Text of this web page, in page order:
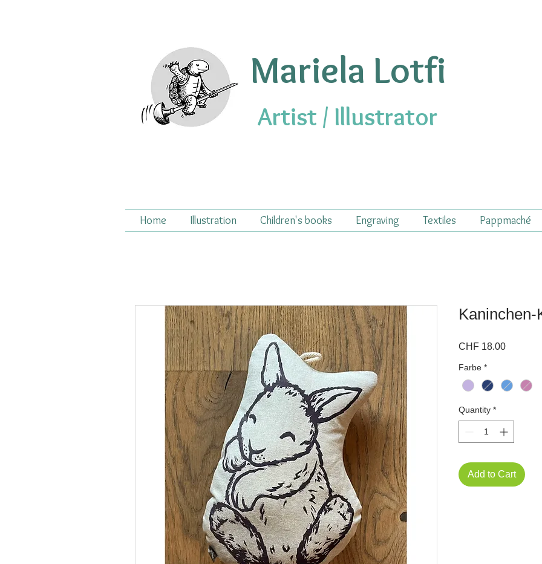
Mariela Lotfi
Artist / Illustrator
Home Illustration Children's books Engraving Textiles Pappmaché
Kaninchen-
CHF 18.00Price
Farbe *
Quantity *
Add to Cart